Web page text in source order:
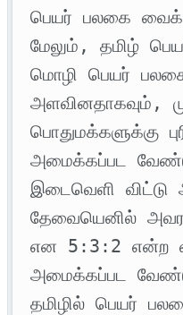
பெயர் பலகை
மேலும், தமிழ்
மொழி பெயர்
அளவினதாகவும்,
பொதுமக்களுக்கு
அமைக்கப்பட
இடைவெளி விட்டு
தேவையெனில்
என 5:3:2 என்ற
அமைக்கப்பட
தமிழில் பெயர்